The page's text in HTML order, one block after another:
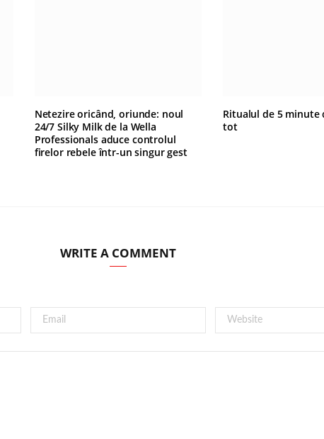
Netezire oricând, oriunde: noul
24/7 Silky Milk de la Wella
Professionals aduce controlul
firelor rebele într-un singur gest
Ritualul de 5 minute
tot
WRITE A COMMENT